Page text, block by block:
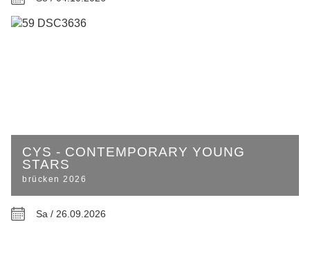
CYS - CONTEMPORARY YOUNG
STARS
brücken 2026
Sa / 26.09.2026